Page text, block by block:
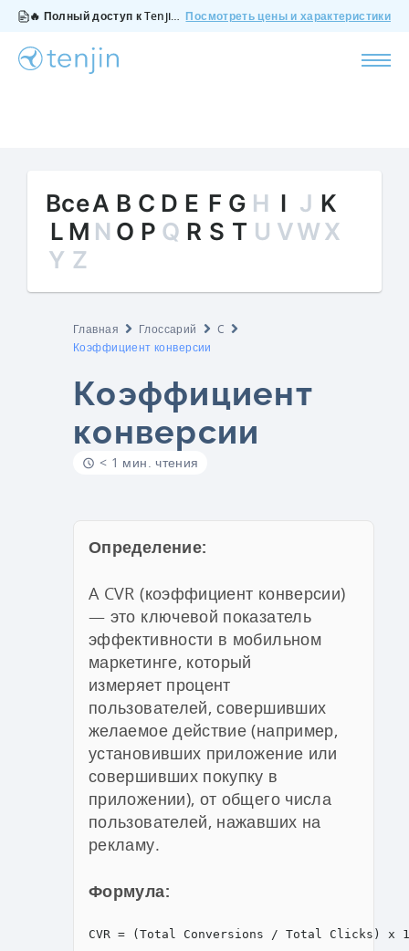
🔥 Полный доступ к Tenjin за $200/месяц - все функции, без дополнений, отмена в любое время. Посмотреть цены и характеристики
ВсеA B C D E F G H I J K
L M N O P Q R S T U VWX
Y Z
Главная Глоссарий
C
Коэффициент конверсии
Коэффициент
конверсии
< 1 мин. чтения
Определение:
A CVR (коэффициент конверсии)
— это ключевой показатель
эффективности в мобильном
маркетинге, который
измеряет процент
пользователей, совершивших
желаемое действие (например,
установивших приложение или
совершивших покупку в
приложении), от общего числа
пользователей, нажавших на
рекламу.
Формула:
CVR = (Total Conversions / Total Clicks) x